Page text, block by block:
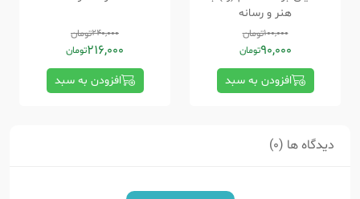
هنر و رسانه
100,000تومان
90,000تومان
افزودن به سبد
240,000تومان
216,000تومان
افزودن به سبد
دیدگاه ها (0)